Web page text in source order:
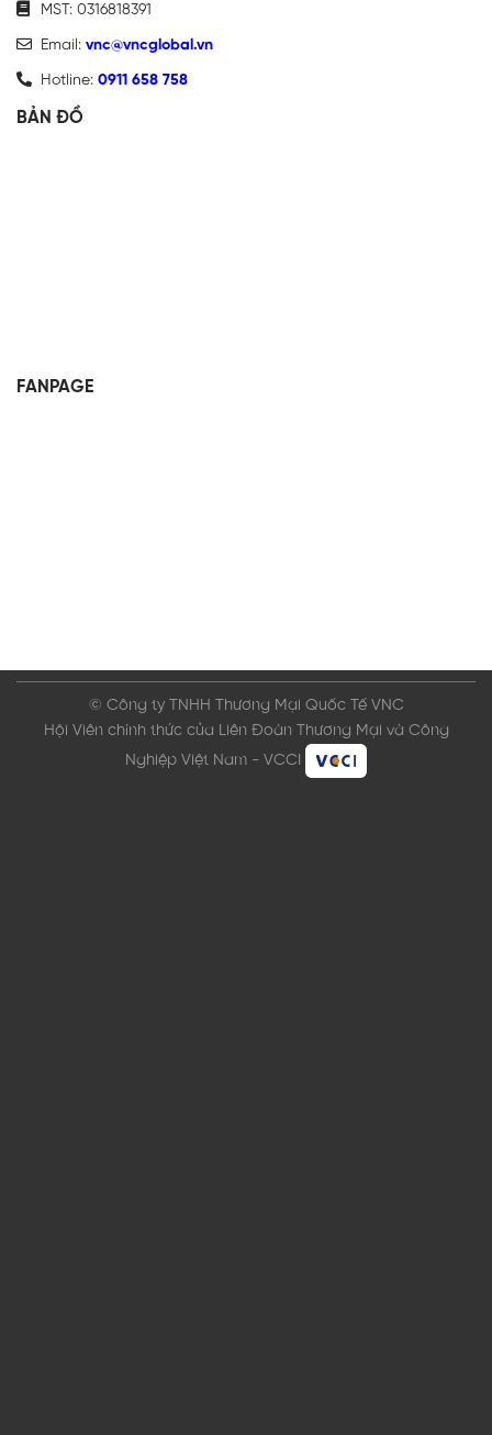
MST: 0316818391
Email: vnc@vncglobal.vn
Hotline: 0911 658 758
BẢN ĐỒ
FANPAGE
© Công ty TNHH Thương Mại Quốc Tế VNC
Hội Viên chính thức của Liên Đoàn Thương Mại và Công
Nghiệp Việt Nam - VCCI